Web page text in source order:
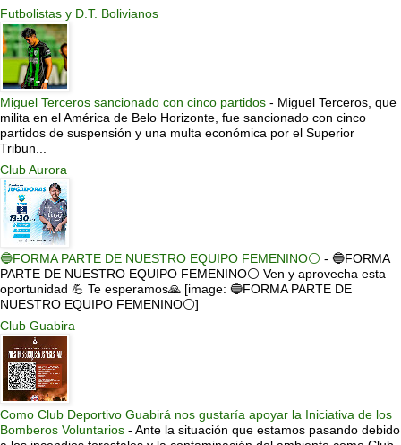
Futbolistas y D.T. Bolivianos
Miguel Terceros sancionado con cinco partidos - Miguel Terceros, que
milita en el América de Belo Horizonte, fue sancionado con cinco
partidos de suspensión y una multa económica por el Superior
Tribun...
Club Aurora
🔵FORMA PARTE DE NUESTRO EQUIPO FEMENINO⚪ - 🔵FORMA
PARTE DE NUESTRO EQUIPO FEMENINO⚪ Ven y aprovecha esta
oportunidad 💪 Te esperamos🙏 [image: 🔵FORMA PARTE DE
NUESTRO EQUIPO FEMENINO⚪]
Club Guabira
Como Club Deportivo Guabirá nos gustaría apoyar la Iniciativa de los
Bomberos Voluntarios - Ante la situación que estamos pasando debido